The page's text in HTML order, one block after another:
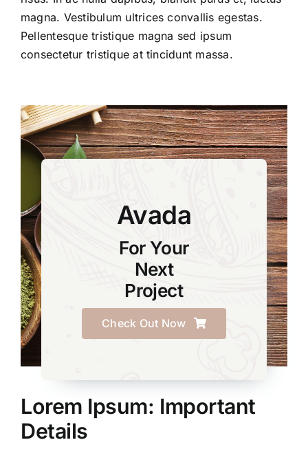
magna. Vestibulum ultrices convallis egestas.
Pellentesque tristique magna sed ipsum
consectetur tristique at tincidunt massa.
Avada
For Your
Next
Project
Check Out Now
Lorem Ipsum: Important
Details